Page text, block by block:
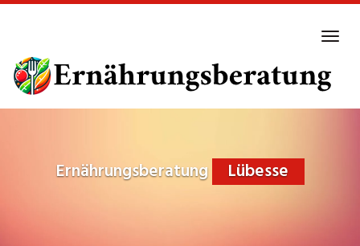
main
content
Ernährungsberatung Lübesse